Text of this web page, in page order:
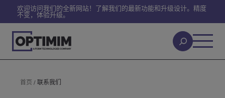
欢迎访问我们的全新网站！了解我们的最新功能和升级设计。精度
不变，体验升级。
首页 /联系我们